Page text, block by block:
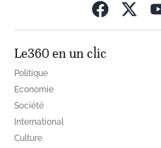
Le360 en un clic
Politique
Economie
Société
International
Culture